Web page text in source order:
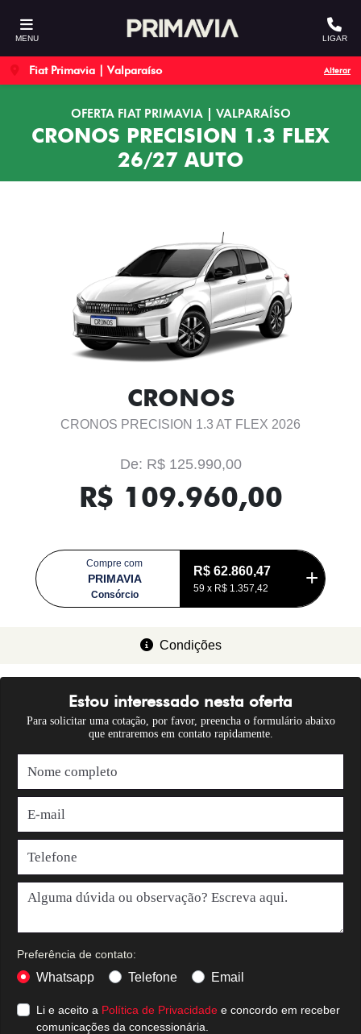
MENU LIGAR
Fiat Primavia | Valparaíso Alterar
OFERTA FIAT PRIMAVIA | VALPARAÍSO
CRONOS PRECISION 1.3 FLEX
26/27 AUTO
CRONOS
CRONOS PRECISION 1.3 AT FLEX 2026
De: R$ 125.990,00
R$ 109.960,00
Compre com
PRIMAVIA
Consórcio
R$ 62.860,47
59 x R$ 1.357,42
Condições
Estou interessado nesta oferta
Para solicitar uma cotação, por favor, preencha o formulário abaixo
que entraremos em contato rapidamente.
Preferência de contato:
Whatsapp Telefone Email
Li e aceito a Política de Privacidade e concordo em receber
comunicações da concessionária.